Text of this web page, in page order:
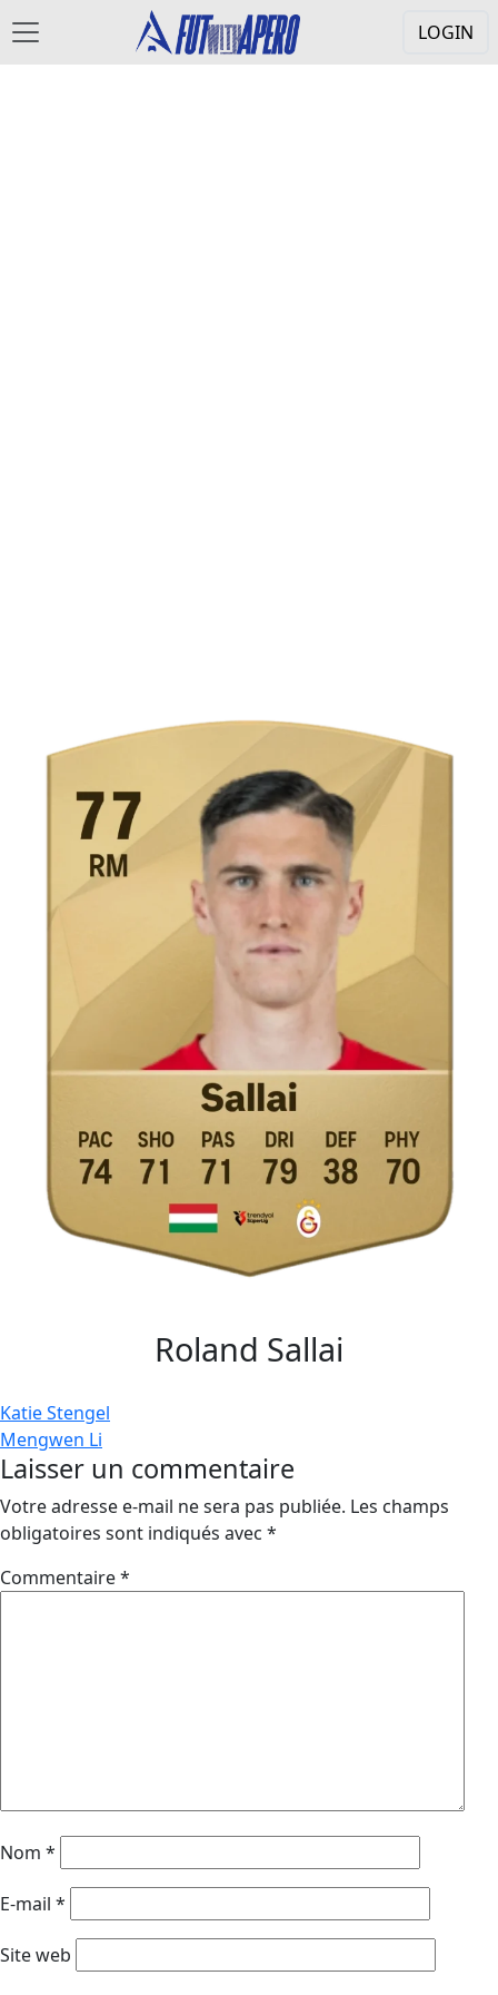
LOGIN
Roland Sallai
Navigation
de
l’article
Katie Stengel
Mengwen Li
Laisser un commentaire
Votre adresse e-mail ne sera pas publiée. Les champs
obligatoires sont indiqués avec *
Commentaire*
Nom *
E-mail *
Site web